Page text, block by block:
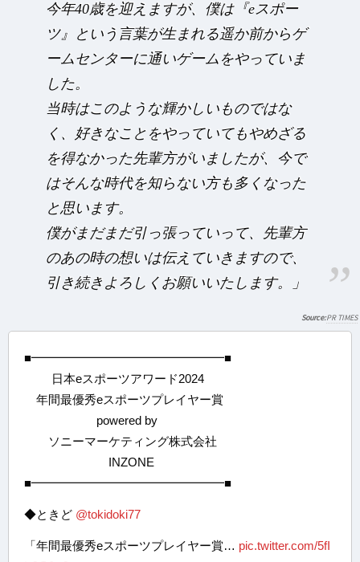
今年40歳を迎えますが、僕は『eスポー
ツ』という言葉が生まれる遥か前からゲ
ームセンターに通いゲームをやっていま
した。
当時はこのような輝かしいものではな
く、好きなことをやっていてもやめざる
を得なかった先輩方がいましたが、今で
はそんな時代を知らない方も多くなった
と思います。
僕がまだまだ引っ張っていって、先輩方
のあの時の想いは伝えていきますので、
引き続きよろしくお願いいたします。」
PR TIMES
■━━━━━━━━━━━━━━━━■
日本eスポーツアワード2024
年間最優秀eスポーツプレイヤー賞
powered by
ソニーマーケティング株式会社
INZONE
■━━━━━━━━━━━━━━━━■
◆ときど @tokidoki77
「年間最優秀eスポーツプレイヤー賞… pic.twitter.com/5fI